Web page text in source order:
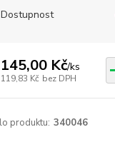
Dostupnost
145,00 Kč/ks
119,83 Kč bez DPH
produktu: 340046